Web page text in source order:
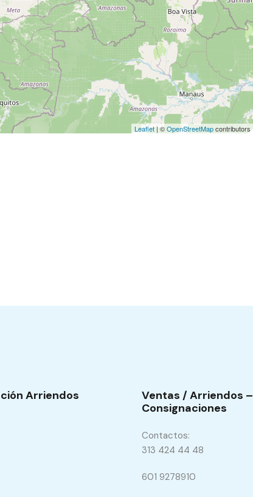
Leaflet | ©OpenStreetMapcontributors
Arriendos
Ventas / Arriendos –
Consignaciones
Contactos:
313 424 44 48
601 9278910